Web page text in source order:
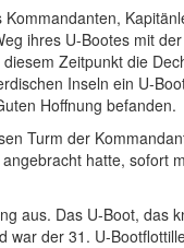
ihres U-Bootes mit
Zeitpunkt die
Inseln ein U-
Hoffnung befanden.
Turm der
hatte, sofort
aus. Das U-Boot, das
der 31. U-